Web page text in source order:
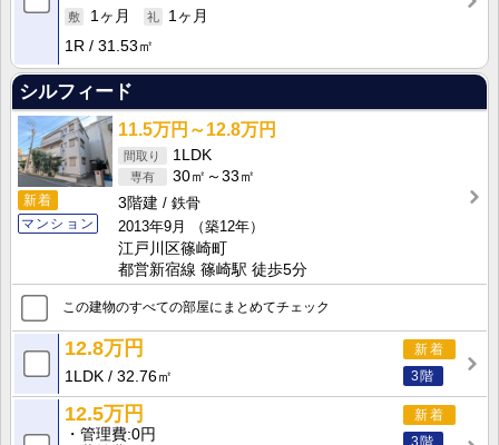
1ヶ月
1ヶ月
1R
31.53㎡
シルフィード
新着
マンション
11.5万円～12.8万円
1LDK
30㎡～33㎡
3階建
鉄骨
2013年9月
（築12年）
江戸川区篠崎町
都営新宿線 篠崎駅 徒歩5分
この建物のすべての部屋にまとめてチェック
新着
3階
12.8万円
1LDK 32.76㎡
新着
3階
12.5万円
管理費 0円